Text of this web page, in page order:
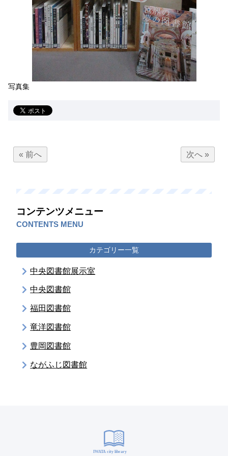
写真集
« 前へ 次へ »
コンテンツメニュー
CONTENTS MENU
カテゴリー一覧
中央図書館展示室
中央図書館
福田図書館
竜洋図書館
豊岡図書館
ながふじ図書館